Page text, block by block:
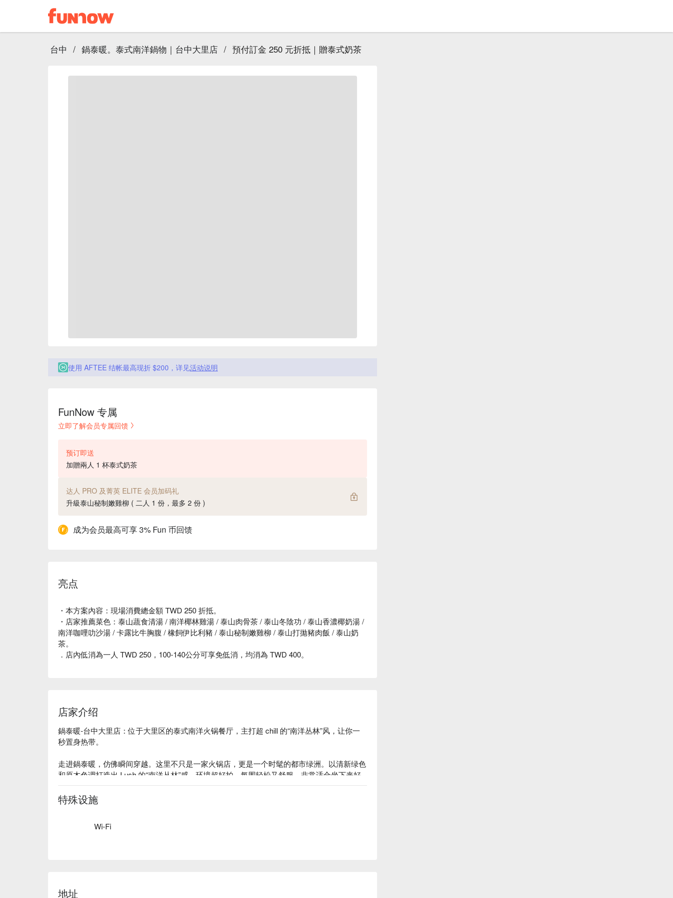
台中 / 鍋泰暖。泰式南洋鍋物｜台中大里店 / 預付訂金 250 元折抵｜贈泰式奶茶
使用 AFTEE 结帐最高现折 $200，详见活动说明
FunNow 专属
立即了解会员专属回馈
预订即送
加贈兩人 1 杯泰式奶茶
达人 PRO 及菁英 ELITE 会员加码礼
升級泰山秘制嫩雞柳 ( 二人 1 份，最多 2 份 )
成为会员最高可享 3% Fun 币回馈
亮点
・本方案內容：現場消費總金額 TWD 250 折抵。
・店家推薦菜色：泰山蔬食清湯 / 南洋椰林雞湯 / 泰山肉骨茶 / 泰山冬陰功 / 泰山香濃椰奶湯 /
南洋咖哩叻沙湯 / 卡露比牛胸腹 / 橡飼伊比利豬 / 泰山秘制嫩雞柳 / 泰山打拋豬肉飯 / 泰山奶
茶。
．店內低消為一人 TWD 250，100-140公分可享免低消，均消為 TWD 400。
店家介绍
鍋泰暖-台中大里店：位于大里区的泰式南洋火锅餐厅，主打超 chill 的“南洋丛林”风，让你一
秒置身热带。
走进鍋泰暖，仿佛瞬间穿越。这里不只是一家火锅店，更是一个时髦的都市绿洲。以清新绿色
和原木色调打造出 Lush 的“南洋丛林”感，环境超好拍，氛围轻松又舒服，非常适合坐下来好
好吃顿饭。
本地人都超爱这里！主打一人一锅，可以尽情享受道地又够味的东南亚风味。从经典的泰式冬
供应的新鲜蔬菜吧、自助饮料站、泰国明果 Mingo 顶级冰淇淋，甚至还有霜淇淋机！
适合场景：朋友聚餐、一人食、宠物友善
特殊设施
Wi-Fi
地址